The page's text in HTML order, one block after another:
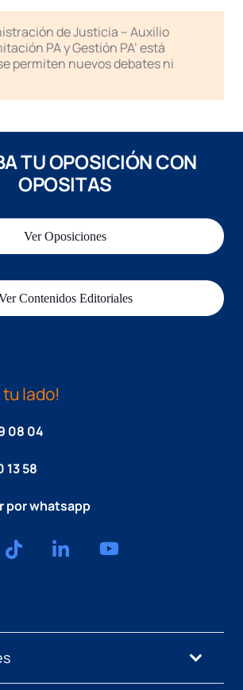
de Justicia – Auxilio
PA y Gestión PA’ está
permiten nuevos debates ni
TU OPOSICIÓN CON
OPOSITAS
Ver Oposiciones
Contenidos Editoriales
tu lado!
08 04
13 58
por whatsapp